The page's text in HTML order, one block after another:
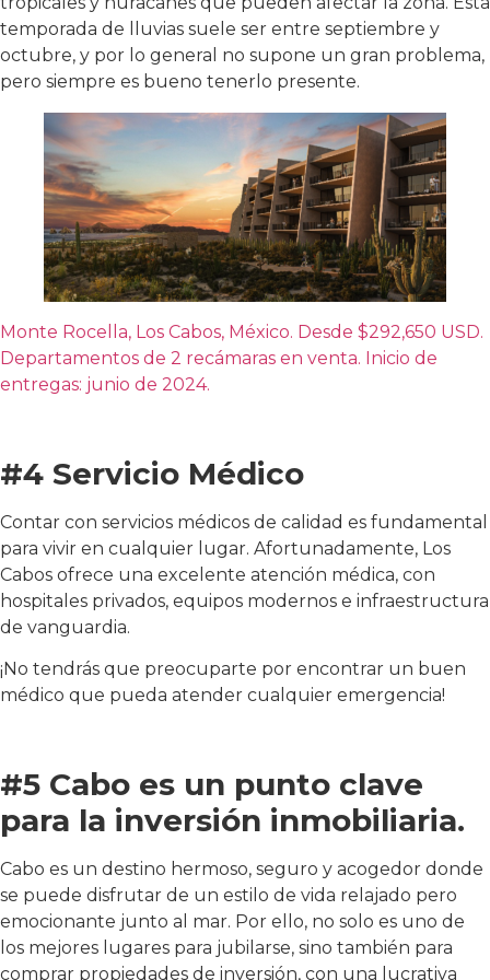
temporada de lluvias suele ser entre septiembre y
octubre, y por lo general no supone un gran problema,
pero siempre es bueno tenerlo presente.
Monte Rocella, Los Cabos, México. Desde $292,650 USD.
Departamentos de 2 recámaras en venta. Inicio de
entregas: junio de 2024.
#4 Servicio Médico
Contar con servicios médicos de calidad es fundamental
para vivir en cualquier lugar. Afortunadamente, Los
Cabos ofrece una excelente atención médica, con
hospitales privados, equipos modernos e infraestructura
de vanguardia.
¡No tendrás que preocuparte por encontrar un buen
médico que pueda atender cualquier emergencia!
#5 Cabo es un punto clave
para la inversión inmobiliaria.
Cabo es un destino hermoso, seguro y acogedor donde
se puede disfrutar de un estilo de vida relajado pero
emocionante junto al mar. Por ello, no solo es uno de
los mejores lugares para jubilarse, sino también para
comprar propiedades de inversión, con una lucrativa